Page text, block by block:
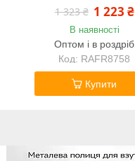
1 323 ₴ 1 223 ₴
В наявності
Оптом і в роздріб
RAFR8758
Купити